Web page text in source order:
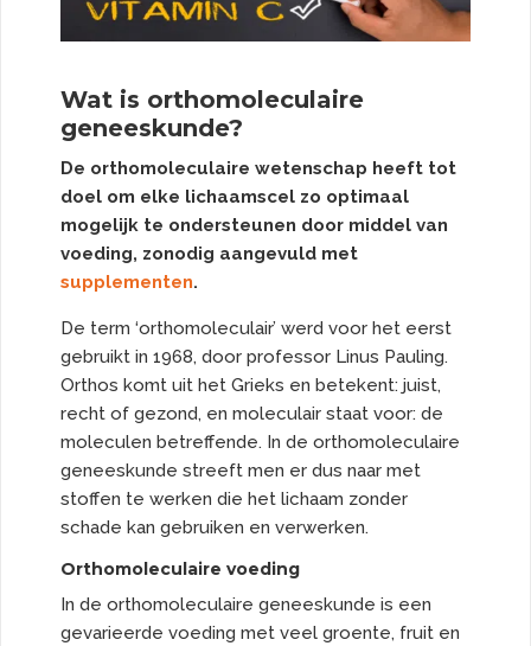
Wat is orthomoleculaire
geneeskunde?
De orthomoleculaire wetenschap heeft tot
doel om elke lichaamscel zo optimaal
mogelijk te ondersteunen door middel van
voeding, zonodig aangevuld met
supplementen.
De term ‘orthomoleculair’ werd voor het eerst
gebruikt in 1968, door professor Linus Pauling.
Orthos komt uit het Grieks en betekent: juist,
recht of gezond, en moleculair staat voor: de
moleculen betreffende. In de orthomoleculaire
geneeskunde streeft men er dus naar met
stoffen te werken die het lichaam zonder
schade kan gebruiken en verwerken.
Orthomoleculaire voeding
In de orthomoleculaire geneeskunde is een
gevarieerde voeding met veel groente, fruit en